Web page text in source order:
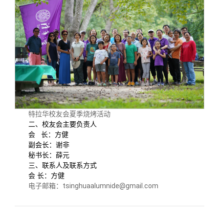
特拉华校友会夏季烧烤活动
二、校友会主要负责人
会 长：方健
副会长：谢非
秘书长：薛元
三、联系人及联系方式
会 长：方健
电子邮箱：tsinghuaalumnide@gmail.com